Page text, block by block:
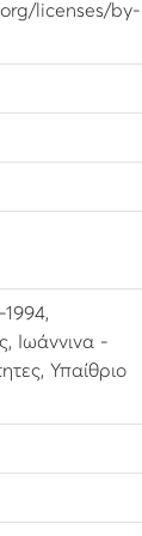
licenses/by-
Ιωάννινα -
Υπαίθριο